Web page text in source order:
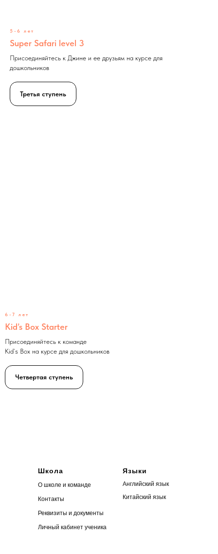
5-6 лет
Super Safari level 3
Присоединяйтесь к Джине и ее друзьям на курсе для
дошкольников
Третья ступень
6-7 лет
Kid’s Box Starter
Присоединяйтесь к команде
Kid`s Box на курсе для дошкольников
Четвертая ступень
Языки
Английский язык
Школа
О школе и команде
Китайский язык
Контакты
Реквизиты и документы
Личный кабинет ученика